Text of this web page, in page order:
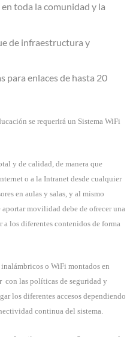
toda la comunidad y la
de infraestructura y
para enlaces de hasta 20
se requerirá un Sistema WiFi
y de calidad, de manera que
o a la Intranet desde cualquier
en aulas y salas, y al mismo
movilidad debe de ofrecer una
a los diferentes contenidos de forma
o WiFi montados en
con las políticas de seguridad y
los diferentes accesos dependiendo
continua del sistema.